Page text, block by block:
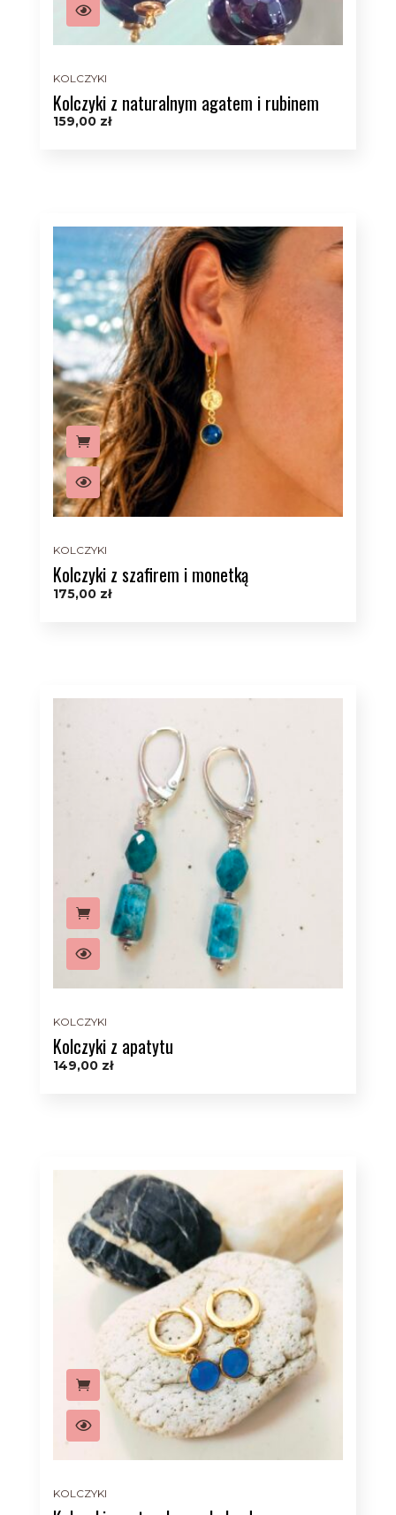
KOLCZYKI
Kolczyki z naturalnym agatem i rubinem
159,00 zł
KOLCZYKI
Kolczyki z szafirem i monetką
175,00 zł
KOLCZYKI
Kolczyki z apatytu
149,00 zł
KOLCZYKI